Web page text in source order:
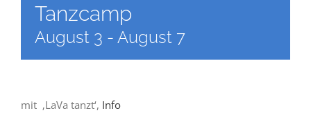
Tanzcamp
August 3 - August 7
mit ‚LaVa tanzt‘, Info